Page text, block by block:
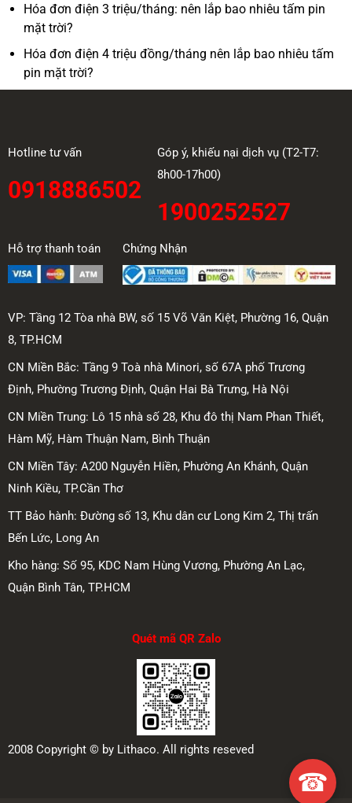
Hóa đơn điện 3 triệu/tháng: nên lắp bao nhiêu tấm pin
mặt trời?
Hóa đơn điện 4 triệu đồng/tháng nên lắp bao nhiêu tấm
pin mặt trời?
Hotline tư vấn
0918886502
Góp ý, khiếu nại dịch vụ (T2-T7:
8h00-17h00)
1900252527
Hỗ trợ thanh toán Chứng Nhận
VP: Tầng 12 Tòa nhà BW, số 15 Võ Văn Kiệt, Phường 16, Quận
8, TP.HCM
CN Miền Bắc: Tầng 9 Toà nhà Minori, số 67A phố Trương
Định, Phường Trương Định, Quận Hai Bà Trưng, Hà Nội
CN Miền Trung: Lô 15 nhà số 28, Khu đô thị Nam Phan Thiết,
Hàm Mỹ, Hàm Thuận Nam, Bình Thuận
CN Miền Tây: A200 Nguyễn Hiền, Phường An Khánh, Quận
Ninh Kiều, TP.Cần Thơ
TT Bảo hành: Đường số 13, Khu dân cư Long Kim 2, Thị trấn
Bến Lức, Long An
Kho hàng: Số 95, KDC Nam Hùng Vương, Phường An Lạc,
Quận Bình Tân, TP.HCM
Quét mã QR Zalo
2008 Copyright © by Lithaco. All rights reseved
☎